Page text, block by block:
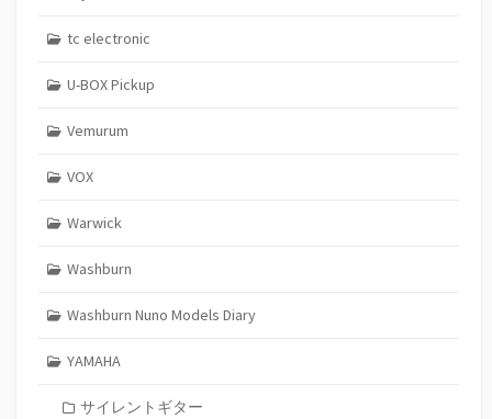
tc electronic
U-BOX Pickup
Vemurum
VOX
Warwick
Washburn
Washburn Nuno Models Diary
YAMAHA
サイレントギター